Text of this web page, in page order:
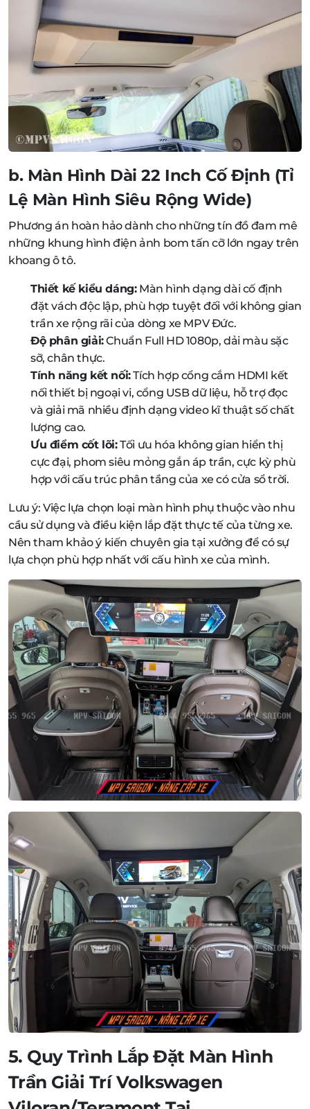
b. Màn Hình Dài 22 Inch Cố Định (Tỉ
Lệ Màn Hình Siêu Rộng Wide)
Phương án hoàn hảo dành cho những tín đồ đam mê
những khung hình điện ảnh bom tấn cỡ lớn ngay trên
khoang ô tô.
Thiết kế kiểu dáng:Màn hình dạng dài cố định
đặt vách độc lập, phù hợp tuyệt đối với không gian
trần xe rộng rãi của dòng xe MPV Đức.
Độ phân giải:Chuẩn Full HD 1080p, dải màu sặc
sỡ, chân thực.
Tính năng kết nối:Tích hợp cổng cắm HDMI kết
nối thiết bị ngoại vi, cổng USB dữ liệu, hỗ trợ đọc
và giải mã nhiều định dạng video kĩ thuật số chất
lượng cao.
Ưu điểm cốt lõi:Tối ưu hóa không gian hiển thị
cực đại, phom siêu mỏng gắn áp trần, cực kỳ phù
hợp với cấu trúc phân tầng của xe có cửa sổ trời.
Lưu ý: Việc lựa chọn loại màn hình phụ thuộc vào nhu
cầu sử dụng và điều kiện lắp đặt thực tế của từng xe.
Nên tham khảo ý kiến chuyên gia tại xưởng để có sự
lựa chọn phù hợp nhất với cấu hình xe của mình.
5. Quy Trình Lắp Đặt Màn Hình
Trần Giải Trí Volkswagen